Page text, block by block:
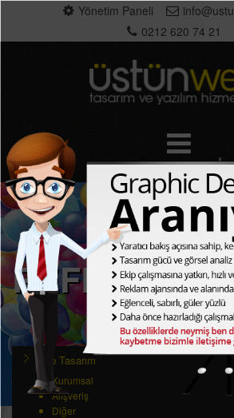
Yönetim Paneli
0212 620 74 21
Web Tasarım
Kurumsal
Alışveriş
Diğer